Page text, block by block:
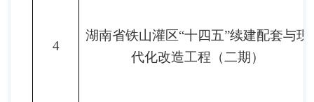
4
湖南省铁山灌区“十四五”续建配套与现
代化改造工程 （二期 ）